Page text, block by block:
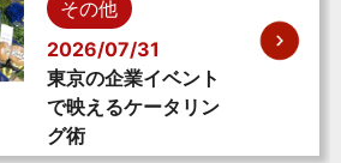
その他
2026/07/31
東京の企業イベント
で映えるケータリン
グ術